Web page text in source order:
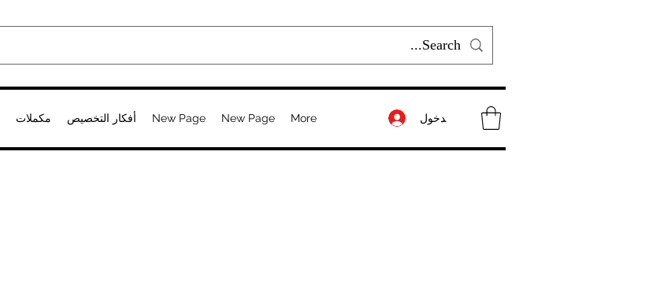
مكملات أفكار التخصيص New Page New Page More تسجيل الدخول